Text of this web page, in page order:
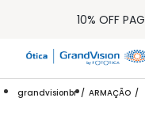
15% OFF NA PRIMEIRA
32% OFF
LOJA ONLINE DE
FRETE
grandvisionbr ARMAÇÃO